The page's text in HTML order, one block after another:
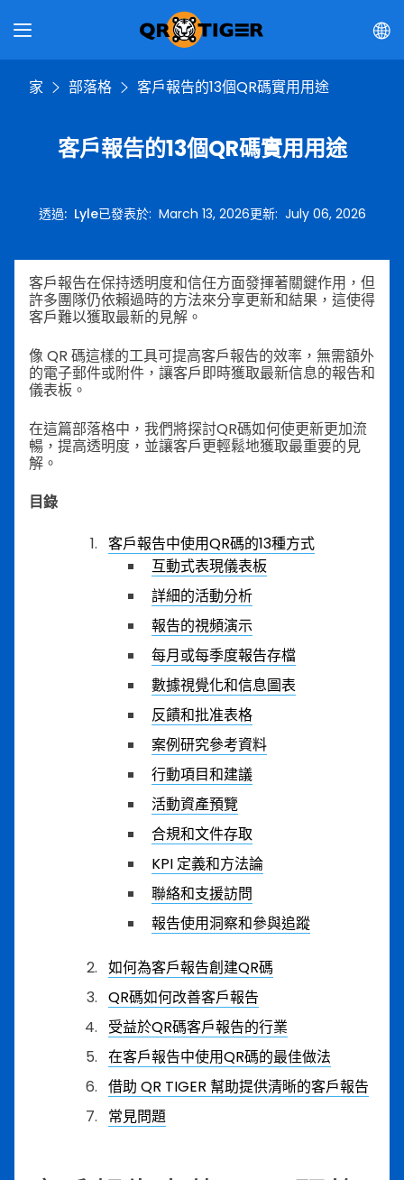
家 部落格 客戶報告的13個QR碼實用用途
客戶報告的13個QR碼實用用途
透過: Lyle已發表於: March 13, 2026更新: July 06, 2026
客戶報告在保持透明度和信任方面發揮著關鍵作用，但
許多團隊仍依賴過時的方法來分享更新和結果，這使得
客戶難以獲取最新的見解。
像 QR 碼這樣的工具可提高客戶報告的效率，無需額外
的電子郵件或附件，讓客戶即時獲取最新信息的報告和
儀表板。
在這篇部落格中，我們將探討QR碼如何使更新更加流
暢，提高透明度，並讓客戶更輕鬆地獲取最重要的見
解。
目錄
客戶報告中使用QR碼的13種方式
互動式表現儀表板
詳細的活動分析
報告的視頻演示
每月或每季度報告存檔
數據視覺化和信息圖表
反饋和批准表格
案例研究參考資料
行動項目和建議
活動資產預覽
合規和文件存取
KPI 定義和方法論
聯絡和支援訪問
報告使用洞察和參與追蹤
如何為客戶報告創建QR碼
QR碼如何改善客戶報告
受益於QR碼客戶報告的行業
在客戶報告中使用QR碼的最佳做法
借助 QR TIGER 幫助提供清晰的客戶報告
常見問題